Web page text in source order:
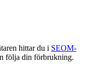
hittar du i SEOM-
följa din förbrukning.